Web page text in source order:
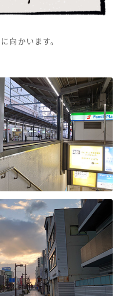
向かいます。